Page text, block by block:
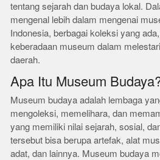
tentang sejarah dan budaya lokal.
mengenal lebih dalam mengenai
Indonesia, berbagai koleksi yang
keberadaan museum dalam
daerah.
Apa Itu Museum
Museum budaya adalah lembaga
mengoleksi, memelihara, dan
yang memiliki nilai sejarah, sosial,
tersebut bisa berupa artefak, alat
adat, dan lainnya. Museum budaya